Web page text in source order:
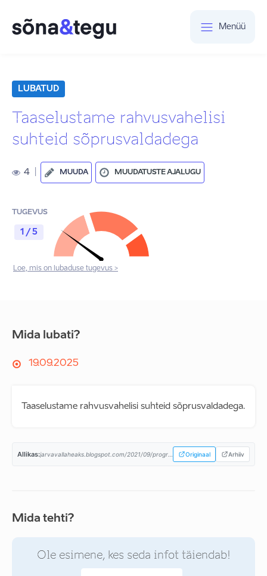
Menüü
LUBATUD
Taaselustame rahvusvahelisi
suhteid sõprusvaldadega
4 MUUDA MUUDATUSTE AJALUGU
TUGEVUS
1 / 5
Loe, mis on lubaduse tugevus >
Mida lubati?
19.09.2025
Taaselustame rahvusvahelisi suhteid sõprusvaldadega.
Allikas: Originaal Arhiiv
Mida tehti?
Ole esimene, kes seda infot täiendab!